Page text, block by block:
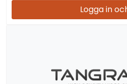
Logga in